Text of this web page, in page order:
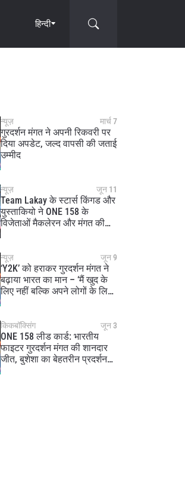
हिन्दी
न्यूज़ मार्च 7
गुरदर्शन मंगत ने अपनी रिकवरी पर
दिया अपडेट, जल्द वापसी की जताई
उम्मीद
न्यूज़ जून 11
Team Lakay के स्टार्स किंगड और
युस्ताकियो ने ONE 158 के
विजेताओं मैकलेरन और मंगत की
न्यूज़ जून 9
‘Y2K’ को हराकर गुरदर्शन मंगत ने
बढ़ाया भारत का मान – ‘मैं खुद के
लिए नहीं बल्कि अपने लोगों के लिए
किकबॉक्सिंग जून 3
ONE 158 लीड कार्ड: भारतीय
फाइटर गुरदर्शन मंगत की शानदार
जीत, बुशेशा का बेहतरीन प्रदर्शन